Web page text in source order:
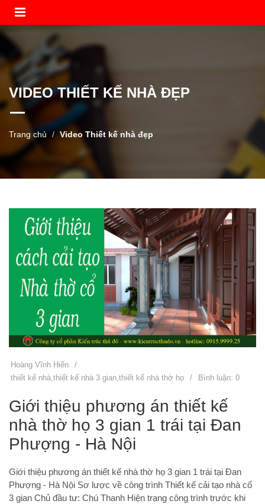
VIDEO THIẾT KẾ NHÀ ĐẸP
Trang chủ Video Thiết kế nhà đẹp
Hoàng Vĩnh Hiển
/
thiết kế nhà,thiết kế nhà 3 gian,thiết kế nhà thờ họ / Bình luận: 0
Giới thiệu phương án thiết kế
nhà thờ họ 3 gian 1 trái tại Đan
Phượng - Hà Nội
Giới thiệu phương án thiết kế nhà thờ họ 3 gian 1 trái tại Đan
Phượng - Hà Nội Sơ lược về công trình Thiết kế cải tạo nhà cổ
3 gian Chủ đầu tư: Chú Thanh Hiện trạng công trình trước khi